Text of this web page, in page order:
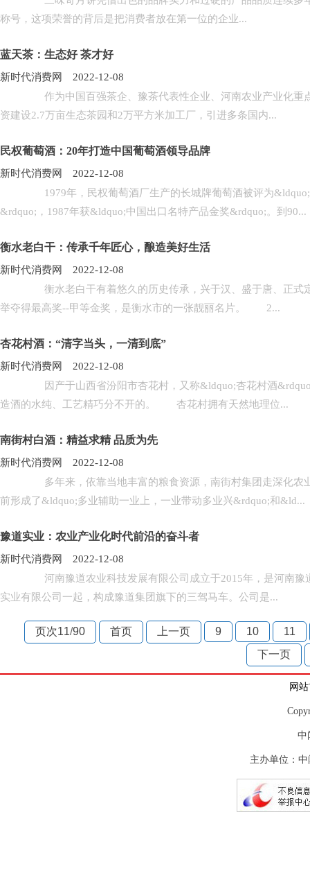
称号，这项荣誉的背后是把消费者放在第一位的企业...
蓝天茶：生态好 茶才好
新时代消费网 2022-12-08
作为中国百强茶企、豫茶代表性企业、河南农业产业化重点
资建设2.7万亩生态茶园和2万平方米加工厂，引进多条国内...
民权葡萄酒：20年打造中国葡萄酒领导品牌
新时代消费网 2022-12-08
1979年，民权葡萄酒厂生产的长城牌葡萄酒被评为&ldquo;
&rdquo;，1987年获&ldquo;中国出口名特产品金奖&rdquo;。到90...
衡水老白干：传承千年匠心，酿造美好生活
新时代消费网 2022-12-08
衡水老白干有着悠久的历史传承，兴于汉、盛于唐、正式定
举夺得最高奖--甲等金奖，是衡水市的一张靓丽名片。 2...
杏花村酒：“清字当头，一清到底”
新时代消费网 2022-12-08
因产于山西省汾阳市杏花村，又称&ldquo;杏花村酒&rdquo;
造酒的水纯、工艺精巧分不开的。 杏花村拥有天然地理位...
南街村白酒：精益求精 品质为先
新时代消费网 2022-12-08
多年来，依靠当地丰富的粮食资源，南街村集团走深化农业
前形成了&ldquo;多业辅助一业上，一业带动多业兴&rdquo;和&ld...
豫道实业：农业产业化时代前沿的奋斗者
新时代消费网 2022-12-08
河南豫道农业科技发展有限公司成立于2015年，是河南豫道
实业有限公司一起，构成豫道集团旗下的三驾马车。公司是...
页次11/90 首页 上一页 9 10
11
下一页
网
中
主办单位：